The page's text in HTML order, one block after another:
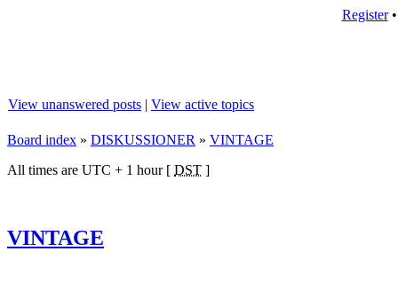
Register
View unanswered posts | View active topics
Board index » DISKUSSIONER » VINTAGE
All times are UTC + 1 hour [ DST ]
VINTAGE